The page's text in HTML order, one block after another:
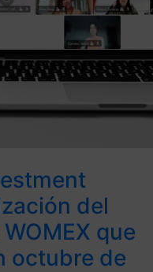
del
que
octubre de